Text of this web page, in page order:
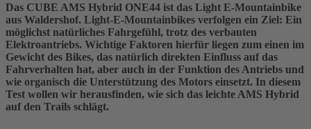
Das CUBE AMS Hybrid ONE44 ist das Light E-Mountainbike
aus Waldershof. Light-E-Mountainbikes verfolgen ein Ziel: Ein
möglichst natürliches Fahrgefühl, trotz des verbauten
Elektroantriebs. Wichtige Faktoren hierfür liegen zum einen im
Gewicht des Bikes, das natürlich direkten Einfluss auf das
Fahrverhalten hat, aber auch in der Funktion des Antriebs und
wie organisch die Unterstützung des Motors einsetzt. In diesem
Test wollen wir herausfinden, wie sich das leichte AMS Hybrid
auf den Trails schlägt.